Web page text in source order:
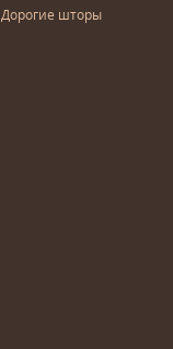
Дорогие шторы